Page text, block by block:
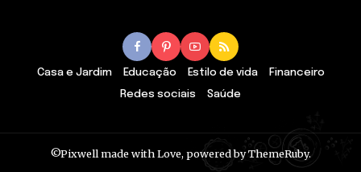
Casa e Jardim Educação Estilo de vida
Financeiro
Redes sociais
Saúde
©Pixwell made with Love, powered by ThemeRuby.